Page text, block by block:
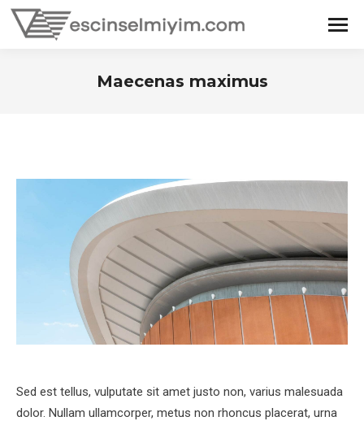
Maecenas maximus
Sed est tellus, vulputate sit amet justo non, varius malesuada
dolor. Nullam ullamcorper, metus non rhoncus placerat, urna